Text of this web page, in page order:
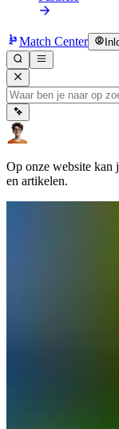
Match Center
Op onze website kan
en artikelen.